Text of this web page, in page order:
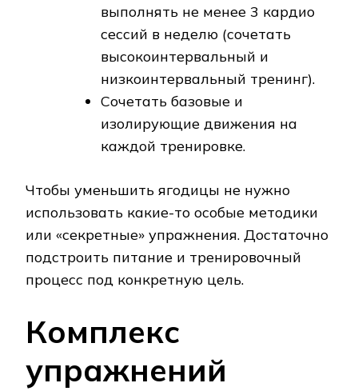
выполнять не менее 3 кардио
сессий в неделю (сочетать
высокоинтервальный и
низкоинтервальный тренинг).
Сочетать базовые и
изолирующие движения на
каждой тренировке.
Чтобы уменьшить ягодицы не нужно
использовать какие-то особые методики
или «секретные» упражнения. Достаточно
подстроить питание и тренировочный
процесс под конкретную цель.
Комплекс
упражнений